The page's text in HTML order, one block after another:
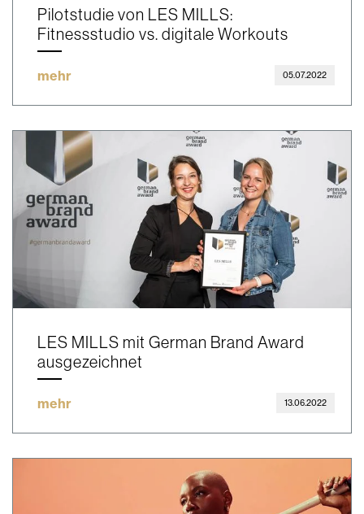
Pilotstudie von LES MILLS:
Fitnessstudio vs. digitale Workouts
mehr 05.07.2022
LES MILLS mit German Brand Award
ausgezeichnet
mehr 13.06.2022